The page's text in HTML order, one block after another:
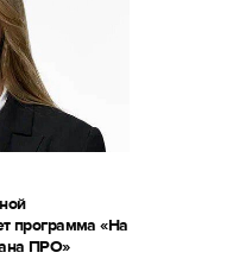
программа «На
ПРО»